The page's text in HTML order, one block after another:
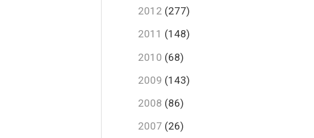
2012 (277)
2011 (148)
2010 (68)
2009 (143)
2008 (86)
2007 (26)